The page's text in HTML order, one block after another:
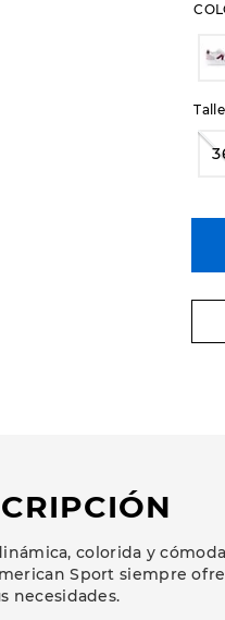
colorida y
Sport siempre
necesidades.